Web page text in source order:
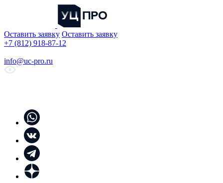
Оставить заявку Оставить заявку
+7 (812) 918-87-12
info@uc-pro.ru